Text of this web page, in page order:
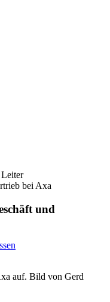
bei Axa
und
auf. Bild von Gerd